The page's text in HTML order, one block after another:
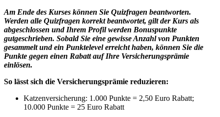
Am Ende des Kurses können Sie Quizfragen beantworten.
Werden alle Quizfragen korrekt beantwortet, gilt der Kurs als
abgeschlossen und Ihrem Profil werden Bonuspunkte
gutgeschrieben. Sobald Sie eine gewisse Anzahl von Punkten
gesammelt und ein Punktelevel erreicht haben, können Sie die
Punkte gegen einen Rabatt auf Ihre Versicherungsprämie
einlösen.
So lässt sich die Versicherungsprämie reduzieren:
Katzenversicherung: 1.000 Punkte = 2,50 Euro Rabatt;
10.000 Punkte = 25 Euro Rabatt